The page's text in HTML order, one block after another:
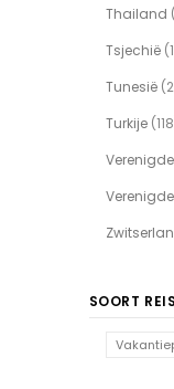
Thailand
Tsjechië
Tunesië
Turkije
SOORT REIS